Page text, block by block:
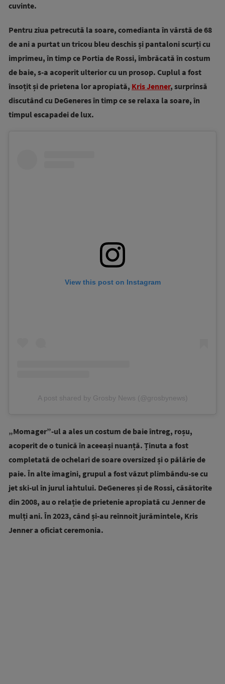
cuvinte.
Pentru ziua petrecută la soare, comedianta în vârstă de 68
de ani a purtat un tricou bleu deschis și pantaloni scurți cu
imprimeu, în timp ce Portia de Rossi, îmbrăcată în costum
de baie, s-a acoperit ulterior cu un prosop. Cuplul a fost
însoțit și de prietena lor apropiată, Kris Jenner, surprinsă
discutând cu DeGeneres în timp ce se relaxa la soare, în
timpul escapadei de lux.
View this post on Instagram
A post shared by Grosby News (@grosbynews)
„Momager”-ul a ales un costum de baie întreg, roșu,
acoperit de o tunică în aceeași nuanță. Ținuta a fost
completată de ochelari de soare oversized și o pălărie de
paie. În alte imagini, grupul a fost văzut plimbându-se cu
jet ski-ul în jurul iahtului. DeGeneres și de Rossi, căsătorite
din 2008, au o relație de prietenie apropiată cu Jenner de
mulți ani. În 2023, când și-au reînnoit jurămintele, Kris
Jenner a oficiat ceremonia.